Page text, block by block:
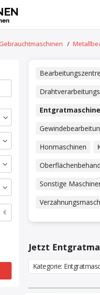
/
€
Honmaschinen
Sonstige
Jetzt
Kategorie: